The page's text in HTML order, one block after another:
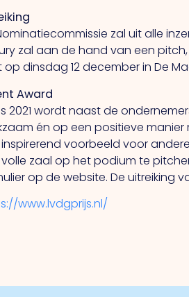
zal uit alle
zal aan de hand van een
op dinsdag 12 december in De
Award
2021 wordt naast de
én op een positieve
voorbeeld voor
zaal op het podium te
op de website. De uitreiking
www.lvdgprijs.nl/